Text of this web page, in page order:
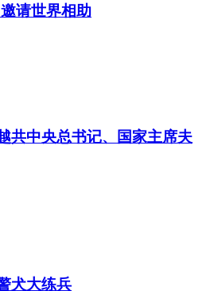
请世界相助
共中央总书记、国家主席夫
犬大练兵